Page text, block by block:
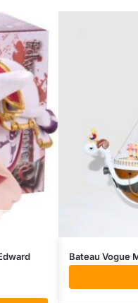
Bateau Vogue